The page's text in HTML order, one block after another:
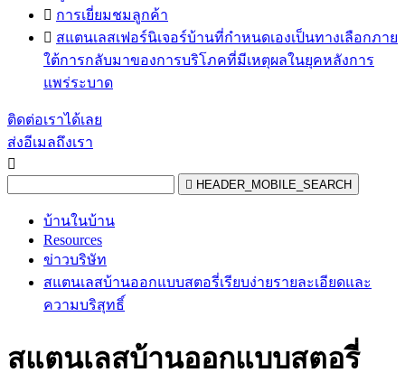
 การเยี่ยมชมลูกค้า
 สแตนเลสเฟอร์นิเจอร์บ้านที่กำหนดเองเป็นทางเลือกภาย
ใต้การกลับมาของการบริโภคที่มีเหตุผลในยุคหลังการ
แพร่ระบาด
ติดต่อเราได้เลย
ส่งอีเมลถึงเรา

 HEADER_MOBILE_SEARCH
บ้านในบ้าน
Resources
ข่าวบริษัท
สแตนเลสบ้านออกแบบสตอรี่เรียบง่ายรายละเอียดและ
ความบริสุทธิ์
สแตนเลสบ้านออกแบบสตอรี่